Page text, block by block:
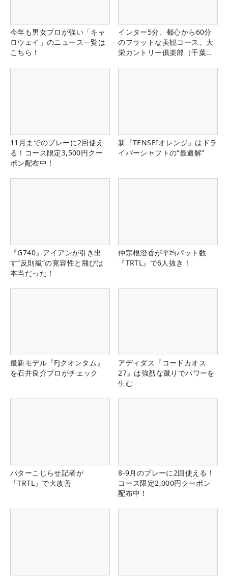
今年も男女プロが強い「キャ
ロウェイ」のニュース一覧は
こちら！
インター5分、都心から60分
のフラットな美観コース。大
栄カントリー俱楽部（千葉
11月までのプレーに2回使え
る！コース限定3,500円クー
ポン配布中！
新『TENSEIオレンジ』はドラ
イバーシャフトの“最適解”
『G740』アイアンが引き出
す“反則級”の寛容性と飛びは
本当だった！
仲宗根澄香が平均パット数
『TRTL』で6人抜き！
最新モデル『FJクオンタム』
を石井良介プロがチェック
アディダス『コードカオス
27』は強烈な蹴りでパワーを
生む
パターこじらせ記者が
「TRTL」で大改善
8-9月のプレーに2回使える！
コース限定2,000円クーポン
配布中！